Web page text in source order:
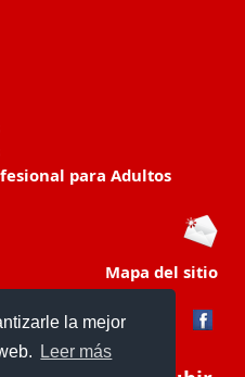
la mejor
Leer más
para Adultos
Mapa del sitio